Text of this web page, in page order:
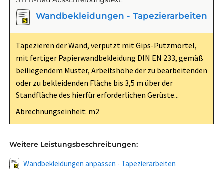
Wandbekleidungen - Tapezierarbeiten
Tapezieren der Wand, verputzt mit Gips-Putzmörtel,
mit fertiger Papierwandbekleidung DIN EN 233, gemäß
beiliegendem Muster, Arbeitshöhe der zu bearbeitenden
oder zu bekleidenden Fläche bis 3,5 m über der
Standfläche des hierfür erforderlichen Gerüste...
Abrechnungseinheit: m2
Weitere Leistungsbeschreibungen:
Wandbekleidungen anpassen - Tapezierarbeiten